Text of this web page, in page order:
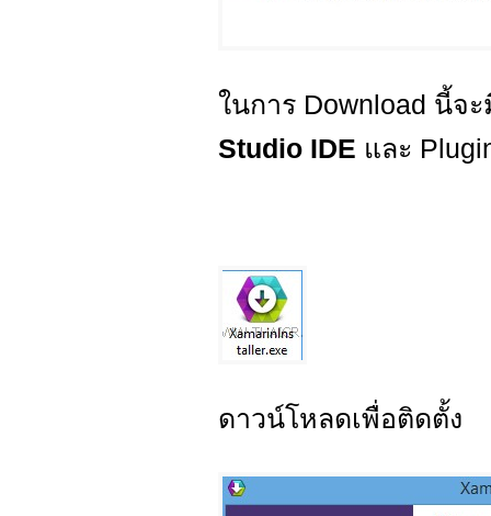
ในการ Download นี้จ
Studio IDE และ
ดาวน์โหลดเพื่อติดตั้ง